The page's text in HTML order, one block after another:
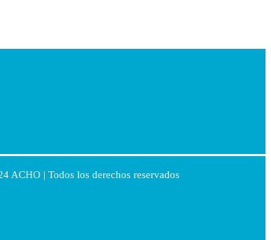
ACHO | Todos los derechos reservados